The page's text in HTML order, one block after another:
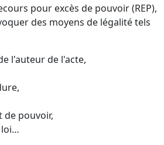
pour excès de pouvoir (REP),
des moyens de légalité tels
l'auteur de l'acte,
pouvoir,
loi…